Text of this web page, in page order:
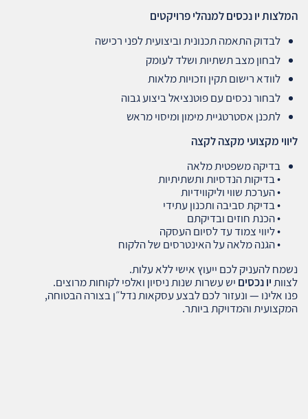
המלצות יו נכסים למנהלי פרויקטים
לבדוק התאמה תכנונית וביצועית לפני רכישה
לבחון מצב תשתיות ושלד לעומק
לוודא רישום תקין וזכויות מלאות
לבחור נכסים עם פוטנציאל ביצוע גבוה
לתכנן אסטרטגיית מימון ומיסוי מראש
ליווי מקצועי מקצה לקצה
בדיקה משפטית מלאה
• בדיקות הנדסיות ותשתיתיות
• הערכת שווי וליקווידיות
• בדיקת סביבה ותכנון עתידי
• הכנת חוזים ובדיקתם
• ליווי צמוד עד לסיום העסקה
• הגנה מלאה על האינטרסים של הלקוח
נשמח להעניק לכם ייעוץ אישי ללא עלות.
לצוותיו נכסים יש עשרות שנות ניסיון ואלפי לקוחות מרוצים.
פנו אלינו — ונעזור לכם לבצע עסקאות נדל״ן בצורה הבטוחה,
המקצועית והמדויקת ביותר.